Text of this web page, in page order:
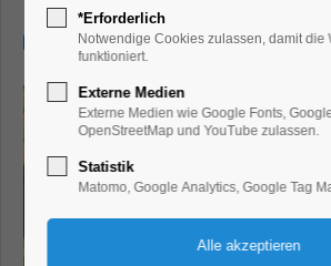
23.06.2025, 17:30–19:00
*Erforderlich
Notwendige Cookies zulassen, damit die
funktioniert.
Externe Medien
Externe Medien wie Google Fonts,
OpenStreetMap und YouTube zulassen.
Statistik
Matomo, Google Analytics, Google Tag